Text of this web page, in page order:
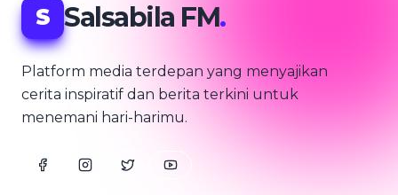
S Salsabila FM.
Platform media terdepan yang menyajikan
cerita inspiratif dan berita terkini untuk
menemani hari-harimu.